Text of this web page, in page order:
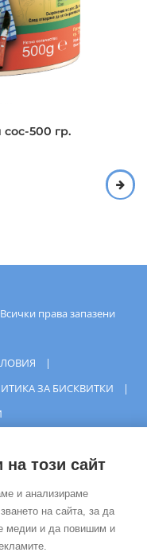
500 гр.
Всички права запазени
|
ЗА БИСКВИТКИ |
на този сайт
и анализираме
на сайта, за да
медии и да повишим и